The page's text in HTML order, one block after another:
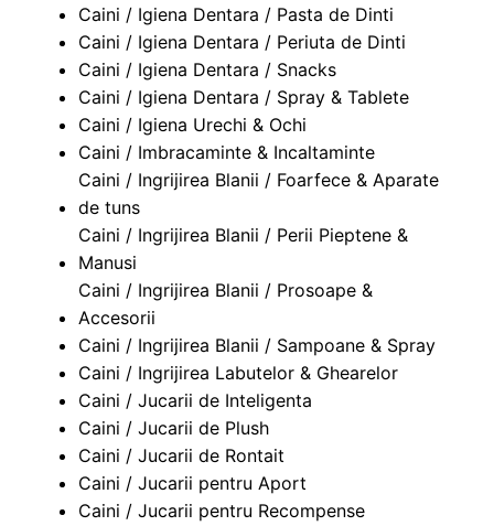
Caini / Igiena Dentara / Pasta de Dinti
Caini / Igiena Dentara / Periuta de Dinti
Caini / Igiena Dentara / Snacks
Caini / Igiena Dentara / Spray & Tablete
Caini / Igiena Urechi & Ochi
Caini / Imbracaminte & Incaltaminte
Caini / Ingrijirea Blanii / Foarfece & Aparate
de tuns
Caini / Ingrijirea Blanii / Perii Pieptene &
Manusi
Caini / Ingrijirea Blanii / Prosoape &
Accesorii
Caini / Ingrijirea Blanii / Sampoane & Spray
Caini / Ingrijirea Labutelor & Ghearelor
Caini / Jucarii de Inteligenta
Caini / Jucarii de Plush
Caini / Jucarii de Rontait
Caini / Jucarii pentru Aport
Caini / Jucarii pentru Recompense